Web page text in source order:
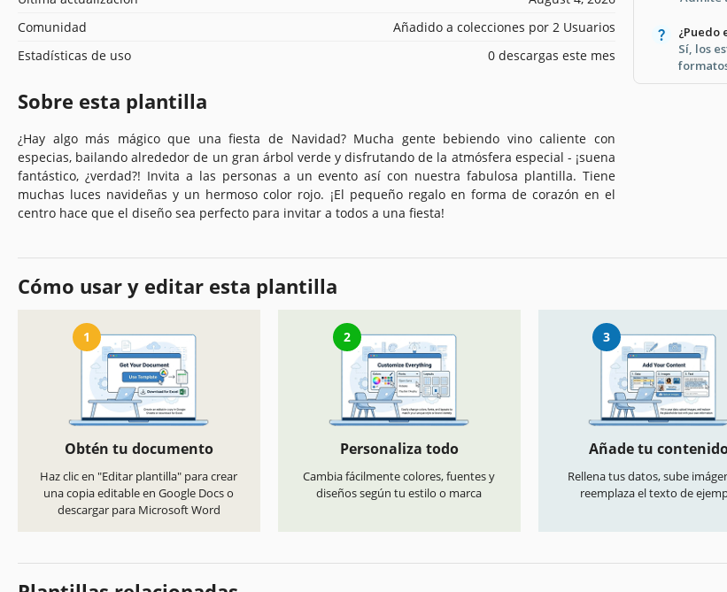
Comunidad
Añadido a colecciones por 2 Usuarios
Estadísticas de uso
0 descargas este mes
Sobre esta plantilla
¿Hay algo más mágico que una fiesta de Navidad? Mucha gente bebiendo vino caliente con
especias, bailando alrededor de un gran árbol verde y disfrutando de la atmósfera especial - ¡suena
fantástico, ¿verdad?! Invita a las personas a un evento así con nuestra fabulosa plantilla. Tiene
muchas luces navideñas y un hermoso color rojo. ¡El pequeño regalo en forma de corazón en el
centro hace que el diseño sea perfecto para invitar a todos a una fiesta!
¿Puedo
Sí, los
Cómo usar y editar esta plantilla
1
Obtén tu documento
Haz clic en "Editar plantilla" para crear
una copia editable en Google Docs o
descargar para Microsoft Word
2
Personaliza todo
Cambia fácilmente colores, fuentes y
diseños según tu estilo o marca
3
Añade tu
Rellena tus datos, sube
reemplaza el texto de